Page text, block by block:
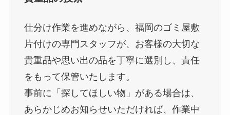
仕分け作業を進めながら、福岡のゴミ屋敷
片付けの専門スタッフが、お客様の大切な
貴重品や思い出の品を丁寧に選別し、責任
をもって保管いたします。
事前に「探してほしい物」がある場合は、
あらかじめお知らせいただければ、作業中